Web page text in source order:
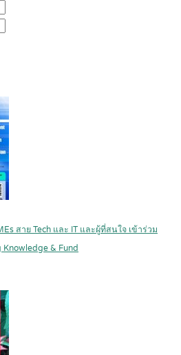
สาย Tech และ IT และผู้ที่สนใจ เข้าร่วม
& Fund